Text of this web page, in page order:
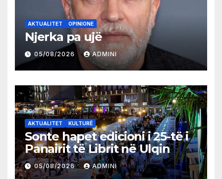
AKTUALITET OPINIONE
Njerka pa ujë
05/08/2026 ADMINI
AKTUALITET KULTURË
Sonte hapet edicioni i 25-të i
Panairit të Librit në Ulqin
05/08/2026 ADMINI